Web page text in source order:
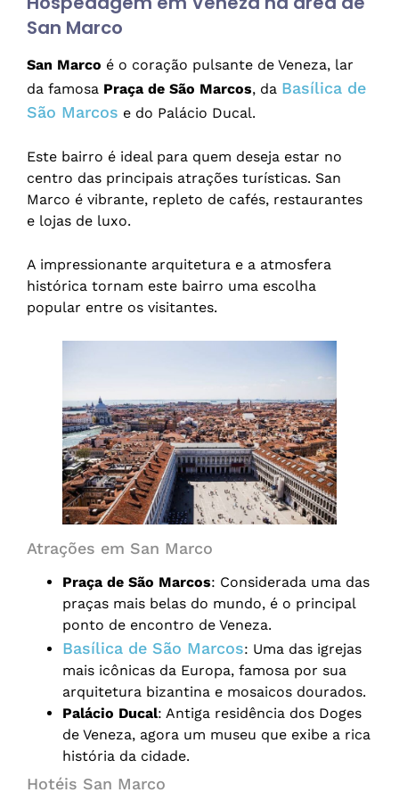
San Marco
San Marco é o coração pulsante de Veneza, lar
da famosa Praça de São Marcos, da Basílica de
São Marcos e do Palácio Ducal.
Este bairro é ideal para quem deseja estar no
centro das principais atrações turísticas. San
Marco é vibrante, repleto de cafés, restaurantes
e lojas de luxo.
A impressionante arquitetura e a atmosfera
histórica tornam este bairro uma escolha
popular entre os visitantes.
Atrações em San Marco
Praça de São Marcos: Considerada uma das
praças mais belas do mundo, é o principal
ponto de encontro de Veneza.
Basílica de São Marcos: Uma das igrejas
mais icônicas da Europa, famosa por sua
arquitetura bizantina e mosaicos dourados.
Palácio Ducal: Antiga residência dos Doges
de Veneza, agora um museu que exibe a rica
história da cidade.
Hotéis San Marco